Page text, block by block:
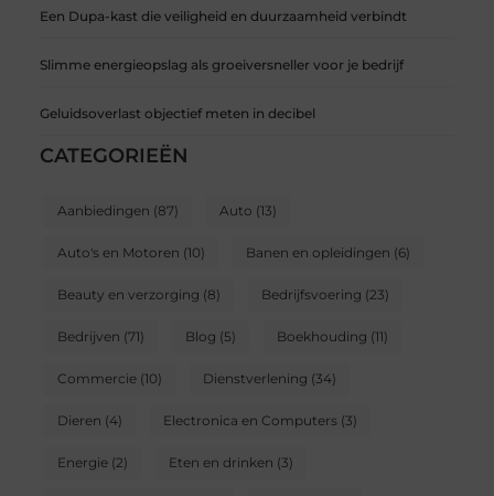
Een Dupa-kast die veiligheid en duurzaamheid verbindt
Slimme energieopslag als groeiversneller voor je bedrijf
Geluidsoverlast objectief meten in decibel
CATEGORIEËN
Aanbiedingen (87) Auto (13)
Auto's en Motoren (10) Banen en opleidingen (6)
Beauty en verzorging (8) Bedrijfsvoering (23)
Bedrijven (71) Blog (5) Boekhouding (11)
Commercie(10) Dienstverlening (34)
Dieren (4) Electronica en Computers(3)
Energie(2) Eten en drinken (3)